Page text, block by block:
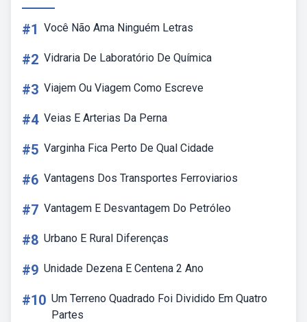
#1 Você Não Ama Ninguém Letras
#2 Vidraria De Laboratório De Química
#3 Viajem Ou Viagem Como Escreve
#4 Veias E Arterias Da Perna
#5 Varginha Fica Perto De Qual Cidade
#6 Vantagens Dos Transportes Ferroviarios
#7 Vantagem E Desvantagem Do Petróleo
#8 Urbano E Rural Diferenças
#9 Unidade Dezena E Centena 2 Ano
#10 Um Terreno Quadrado Foi Dividido Em Quatro
Partes